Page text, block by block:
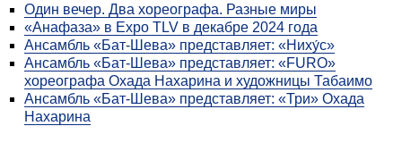
Один вечер. Два хореографа. Разные миры
«Анафаза» в Expo TLV в декабре 2024 года
Ансамбль «Бат-Шева» представляет: «Ниху́с»
Ансамбль «Бат-Шева» представляет: «FURO»
хореографа Охада Нахарина и художницы Табаимо
Ансамбль «Бат-Шева» представляет: «Три» Охада
Нахарина